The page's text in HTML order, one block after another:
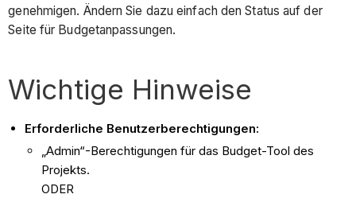
genehmigen. Ändern Sie dazu einfach den Status auf der
Seite für Budgetanpassungen.
Wichtige Hinweise
Erforderliche Benutzerberechtigungen:
„Admin“-Berechtigungen für das Budget-Tool des
Projekts.
ODER